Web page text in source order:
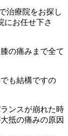
治療院をお探し
にお任せ下さ
の痛みまで全て
も結構ですの
ンスが崩れた時
抵の痛みの原因